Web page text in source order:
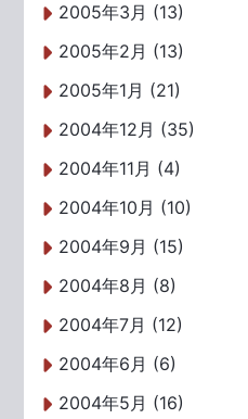
2005年3月 (13)
2005年2月 (13)
2005年1月 (21)
2004年12月 (35)
2004年11月 (4)
2004年10月 (10)
2004年9月 (15)
2004年8月 (8)
2004年7月 (12)
2004年6月 (6)
2004年5月 (16)